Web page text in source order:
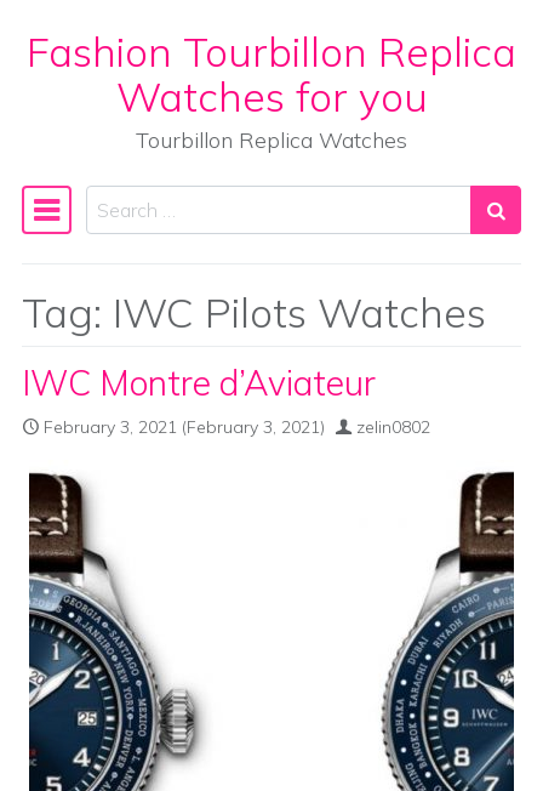
Skip to content
Fashion Tourbillon Replica
Watches for you
Tourbillon Replica Watches
Main Navigation
Search
Tag: IWC Pilots Watches
IWC Montre d’Aviateur
February 3, 2021 (February 3, 2021) zelin0802